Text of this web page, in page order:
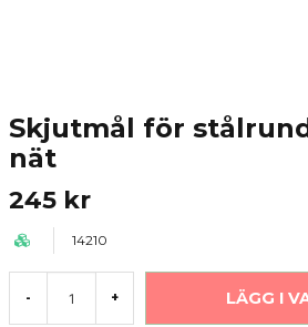
Skjutmål för
nät
245 kr
14210
- + LÄGG I